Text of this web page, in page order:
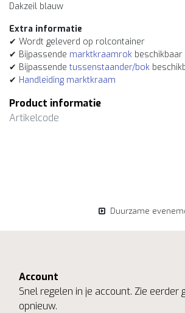
Dakzeil blauw
Extra informatie
✔ Wordt geleverd op rolcontainer
✔ Bijpassende marktkraamrok beschikbaar
✔ Bijpassende tussenstaander/bok
✔ Handleiding marktkraam
Product informatie
Artikelcode
Duurzame
Account
Snel regelen in je account. Zie
opnieuw.